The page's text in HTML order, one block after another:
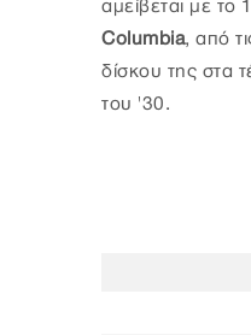
αμείβεται με
Columbia, από
δίσκου της στα
του '30.